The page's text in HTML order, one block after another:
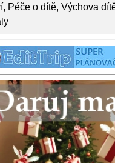
, Péče o dítě, Výchova